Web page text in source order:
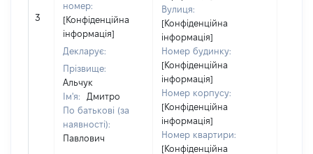
3
номер:
[Конфіденційна
інформація]
Декларує:
Прізвище:
Альчук
Ім'я:
Дмитро
По батькові (за
наявності):
Павлович
Вулиця:
[Конфіденційна
інформація]
Номер будинку:
[Конфіденційна
інформація]
Номер корпусу:
[Конфіденційна
інформація]
Номер квартири:
[Конфіденційна